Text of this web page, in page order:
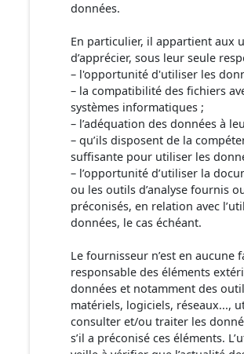
données.
En particulier, il appartient aux
d’apprécier, sous leur seule
– l'opportunité d'utiliser les
– la compatibilité des fichiers
systèmes informatiques ;
– l’adéquation des données à
– qu’ils disposent de la
suffisante pour utiliser les
– l’opportunité d’utiliser la
ou les outils d’analyse fournis
préconisés, en relation avec
données, le cas échéant.
Le fournisseur n’est en aucune
responsable des éléments
données et notamment des
matériels, logiciels, réseaux...,
consulter et/ou traiter les
s’il a préconisé ces éléments.